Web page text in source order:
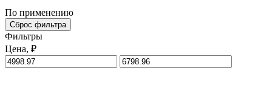
По применению
Сброс фильтра
Фильтры
Цена, ₽